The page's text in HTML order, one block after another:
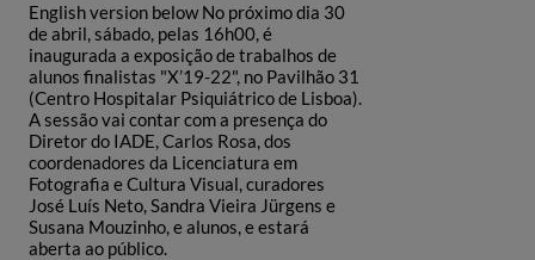
English version below No próximo dia 30
de abril, sábado, pelas 16h00, é
inaugurada a exposição de trabalhos de
alunos finalistas "X’19-22", no Pavilhão 31
(Centro Hospitalar Psiquiátrico de Lisboa).
A sessão vai contar com a presença do
Diretor do IADE, Carlos Rosa, dos
coordenadores da Licenciatura em
Fotografia e Cultura Visual, curadores
José Luís Neto, Sandra Vieira Jürgens e
Susana Mouzinho, e alunos, e estará
aberta ao público.